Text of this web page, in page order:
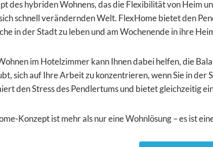
des hybriden Wohnens, das die Flexibilität von Heim
schnell verändernden Welt. FlexHome bietet den
in der Stadt zu leben und am Wochenende in ihre
im Hotelzimmer kann Ihnen dabei helfen, die
sich auf Ihre Arbeit zu konzentrieren, wenn Sie in der
den Stress des Pendlertums und bietet gleichzeitig
Konzept ist mehr als nur eine Wohnlösung – es ist